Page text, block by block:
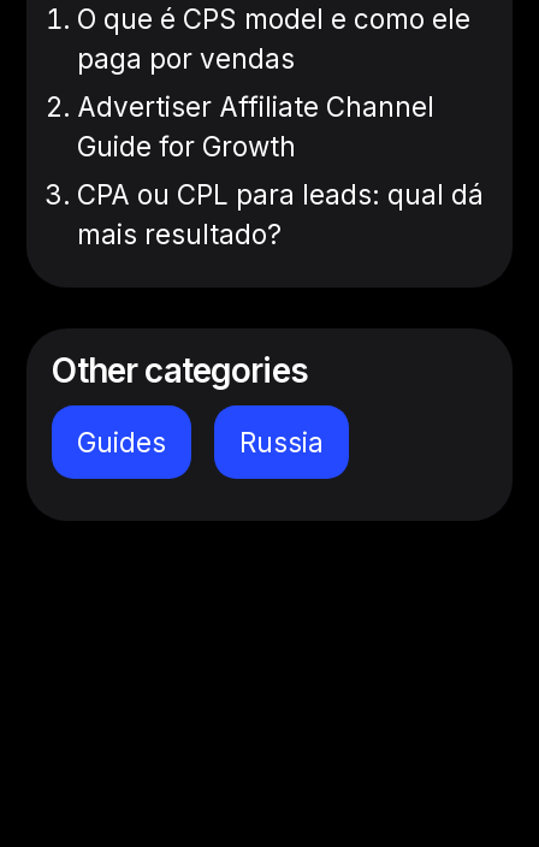
O que é CPS model e como ele
paga por vendas
Advertiser Affiliate Channel
Guide for Growth
CPA ou CPL para leads: qual dá
mais resultado?
Other categories
Guides Russia